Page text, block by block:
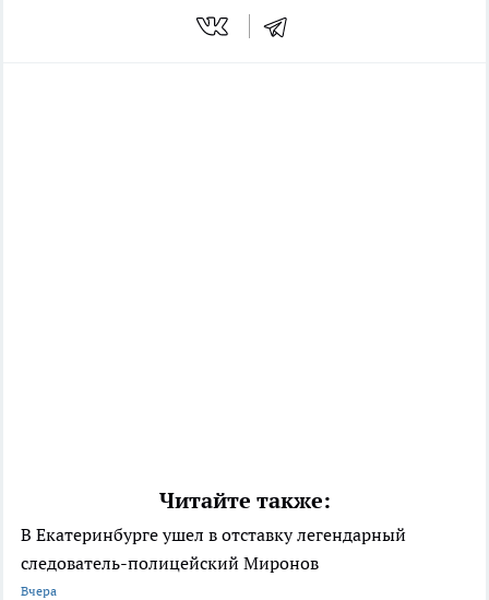
Читайте также:
В Екатеринбурге ушел в отставку легендарный
следователь-полицейский Миронов
Вчера